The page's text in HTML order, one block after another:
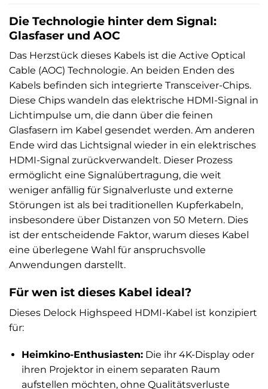
Die Technologie hinter dem Signal:
Glasfaser und AOC
Das Herzstück dieses Kabels ist die Active Optical
Cable (AOC) Technologie. An beiden Enden des
Kabels befinden sich integrierte Transceiver-Chips.
Diese Chips wandeln das elektrische HDMI-Signal in
Lichtimpulse um, die dann über die feinen
Glasfasern im Kabel gesendet werden. Am anderen
Ende wird das Lichtsignal wieder in ein elektrisches
HDMI-Signal zurückverwandelt. Dieser Prozess
ermöglicht eine Signalübertragung, die weit
weniger anfällig für Signalverluste und externe
Störungen ist als bei traditionellen Kupferkabeln,
insbesondere über Distanzen von 50 Metern. Dies
ist der entscheidende Faktor, warum dieses Kabel
eine überlegene Wahl für anspruchsvolle
Anwendungen darstellt.
Für wen ist dieses Kabel ideal?
Dieses Delock Highspeed HDMI-Kabel ist konzipiert
für:
Heimkino-Enthusiasten:Die ihr 4K-Display oder
ihren Projektor in einem separaten Raum
aufstellen möchten, ohne Qualitätsverluste